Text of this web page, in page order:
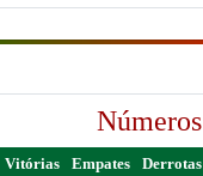
Números
Vitórias Empates Derrotas